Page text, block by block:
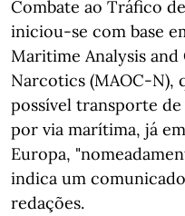
Combate ao Tráfico
iniciou-se com base
Maritime Analysis
Narcotics (MAOC-N),
possível transporte
por via marítima, já
Europa,
indica um
redações.